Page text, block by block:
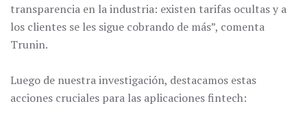
transparencia en la industria: existen tarifas ocultas y a
los clientes se les sigue cobrando de más”, comenta
Trunin.
Luego de nuestra investigación, destacamos estas
acciones cruciales para las aplicaciones fintech: